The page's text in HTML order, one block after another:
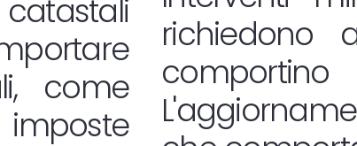
come
richiedono